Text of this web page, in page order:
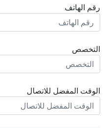
رقم الهاتف
التخصص
الوقت المفضل للاتصال